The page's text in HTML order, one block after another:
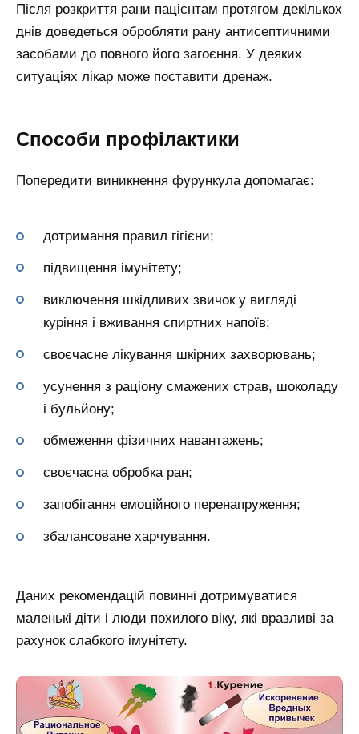
Після розкриття рани пацієнтам протягом декількох
днів доведеться обробляти рану антисептичними
засобами до повного його загоєння. У деяких
ситуаціях лікар може поставити дренаж.
Способи профілактики
Попередити виникнення фурункула допомагає:
дотримання правил гігієни;
підвищення імунітету;
виключення шкідливих звичок у вигляді
куріння і вживання спиртних напоїв;
своєчасне лікування шкірних захворювань;
усунення з раціону смажених страв, шоколаду
і бульйону;
обмеження фізичних навантажень;
своєчасна обробка ран;
запобігання емоційного перенапруження;
збалансоване харчування.
Даних рекомендацій повинні дотримуватися
маленькі діти і люди похилого віку, які вразливі за
рахунок слабкого імунітету.